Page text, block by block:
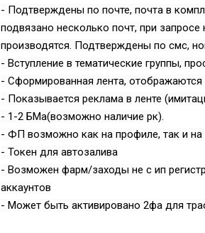
- Подтверждены по почте, почта в
подвязано несколько почт, при
производятся. Подтверждены по смс,
- Вступление в тематические группы,
- Сформированная лента,
- Показывается реклама в ленте
- 1-2 БМа(возможно наличие рк).
- ФП возможно как на профиле, так и
- Токен для автозалива
- Возможен фарм/заходы не с ип
аккаунтов
- Может быть активировано 2фа для